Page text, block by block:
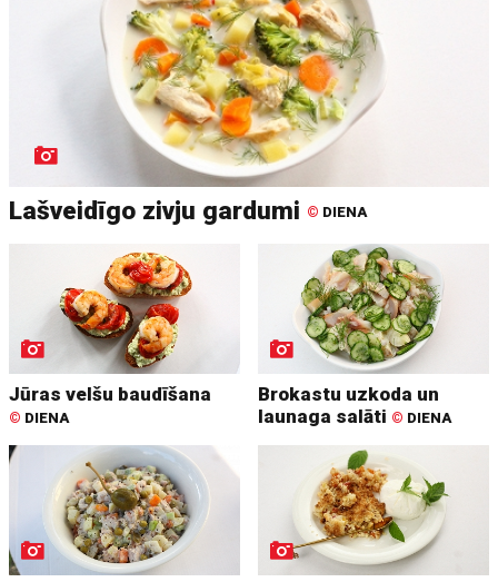
Lašveidīgo zivju gardumi © DIENA
Jūras velšu baudīšana
© DIENA
Brokastu uzkoda un
launaga salāti © DIENA